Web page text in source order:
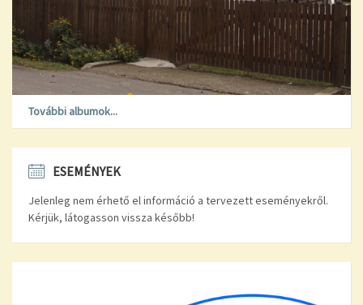
További albumok...
ESEMÉNYEK
Jelenleg nem érhető el információ a tervezett eseményekről.
Kérjük, látogasson vissza később!